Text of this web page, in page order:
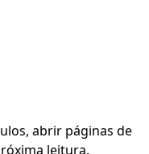
abrir páginas de
leitura.